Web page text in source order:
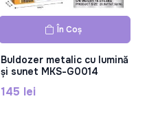
În Coș
Buldozer metalic cu lumină
și sunet MKS-G0014
145 lei